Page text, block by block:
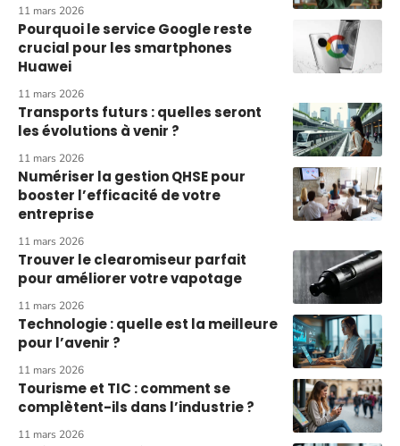
11 mars 2026
Pourquoi le service Google reste
crucial pour les smartphones
Huawei
11 mars 2026
Transports futurs : quelles seront
les évolutions à venir ?
11 mars 2026
Numériser la gestion QHSE pour
booster l’efficacité de votre
entreprise
11 mars 2026
Trouver le clearomiseur parfait
pour améliorer votre vapotage
11 mars 2026
Technologie : quelle est la meilleure
pour l’avenir ?
11 mars 2026
Tourisme et TIC : comment se
complètent-ils dans l’industrie ?
11 mars 2026